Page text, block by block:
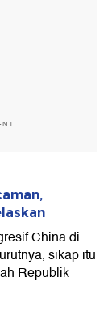
China di
sikap itu
Republik